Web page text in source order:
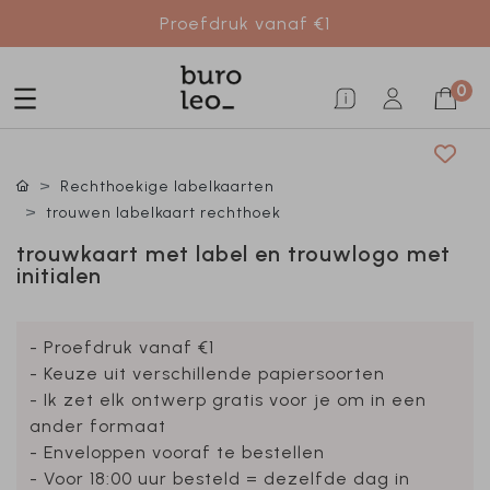
Proefdruk vanaf €1
0
Rechthoekige labelkaarten
trouwen labelkaart rechthoek
trouwkaart met label en trouwlogo met
initialen
- Proefdruk vanaf €1
- Keuze uit verschillende papiersoorten
- Ik zet elk ontwerp gratis voor je om in een
ander formaat
- Enveloppen vooraf te bestellen
- Voor 18:00 uur besteld = dezelfde dag in